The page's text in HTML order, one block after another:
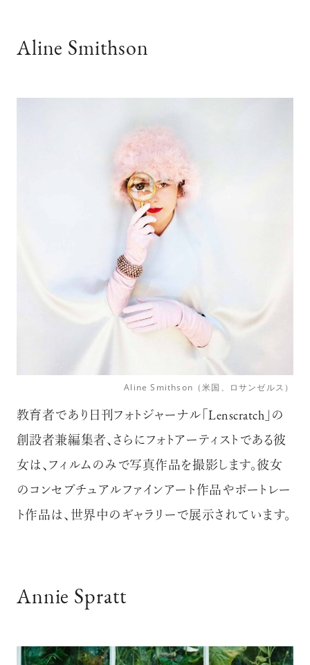
Aline Smithson
Aline Smithson（米国、ロサンゼルス）
教育者であり日刊フォトジャーナル「Lenscratch」の
創設者兼編集者、さらにフォトアーティストである彼
女は、フィルムのみで写真作品を撮影します。彼女
のコンセプチュアルファインアート作品やポートレー
ト作品は、世界中のギャラリーで展示されています。
Annie Spratt